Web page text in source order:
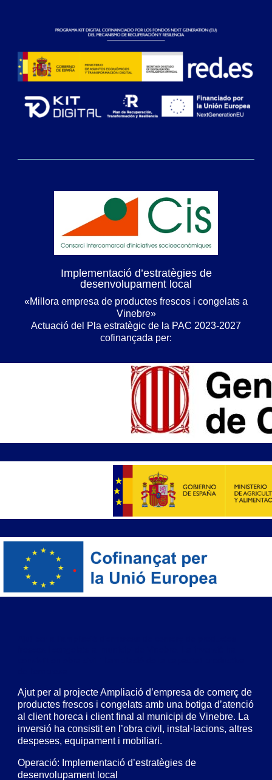
Implementació d’estratègies de
desenvolupament local
«Millora empresa de productes frescos i congelats a
Vinebre»
Actuació del Pla estratègic de la PAC 2023-2027
cofinançada per:
Ajut per al projecte Ampliació d’empresa de comerç de
productes frescos i congelats amb una botiga d’atenció
al client horeca i client final al municipi de Vinebre. La
inversió ha consistit en l’obra civil, instal·lacions, altres
despeses, equipament i mobiliari.
Operació: Implementació d’estratègies de
desenvolupament local